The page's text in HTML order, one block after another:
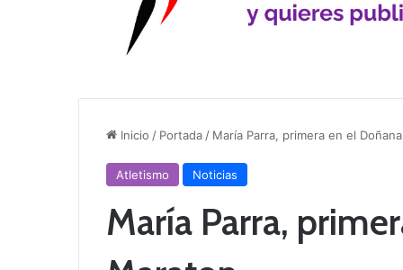
Inicio / Portada / María Parra, primera en el
Atletismo Noticias
María Parra,